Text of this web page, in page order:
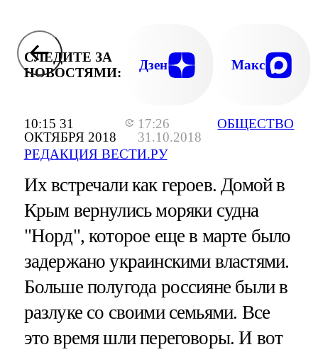
10:15 31
ОКТЯБРЯ 2018
17:26
31.10.2018
РЕДАКЦИЯ ВЕСТИ.РУ
ОБЩЕСТВО
СЛЕДИТЕ ЗА
НОВОСТЯМИ:
Дзен Макс
Их встречали как героев. Домой в
Крым вернулись моряки судна
"Норд", которое еще в марте было
задержано украинскими властями.
Больше полугода россияне были в
разлуке со своими семьями. Все
это время шли переговоры. И вот